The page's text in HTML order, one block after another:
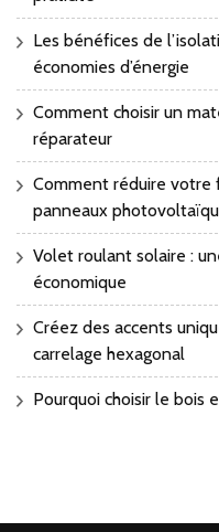
Les bénéfices de
économies d’énergie
Comment choisir un
réparateur
Comment réduire votre
panneaux
Volet roulant solaire :
économique
Créez des accents
carrelage hexagonal
Pourquoi choisir le bois